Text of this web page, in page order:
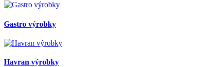
Gastro výrobky
Havran výrobky